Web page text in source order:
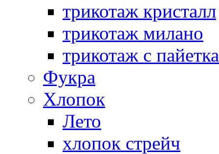
трикотаж кристалл
трикотаж милано
трикотаж с
Фукра
Хлопок
Лето
хлопок стрейч